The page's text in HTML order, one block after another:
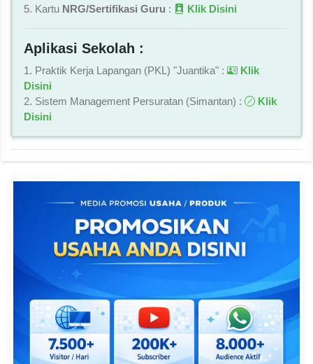
5. Kartu NRG/Sertifikasi Guru : Klik Disini
Aplikasi Sekolah :
1. Praktik Kerja Lapangan (PKL) "Juantika" :
Klik
Disini
2. Sistem Management Persuratan (Simantan) :
Klik
Disini